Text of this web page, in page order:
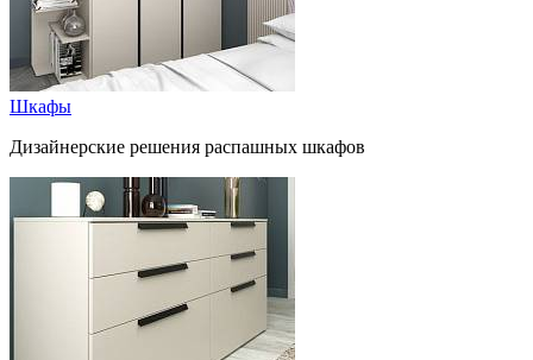
Шкафы
Дизайнерские решения распашных шкафов